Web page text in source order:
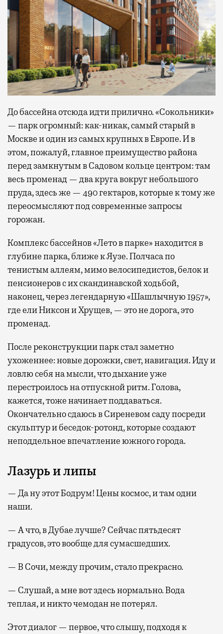
До бассейна отсюда идти прилично. «Сокольники»
— парк огромный: как-никак, самый старый в
Москве и один из самых крупных в Европе. И в
этом, пожалуй, главное преимущество района
перед замкнутым в Садовом кольце центром: там
весь променад — два круга вокруг небольшого
пруда, здесь же — 490 гектаров, которые к тому же
переосмысляют под современные запросы
горожан.
Комплекс бассейнов «Лето в парке» находится в
глубине парка, ближе к Яузе. Полчаса по
тенистым аллеям, мимо велосипедистов, белок и
пенсионеров с их скандинавской ходьбой,
наконец, через легендарную «Шашлычную 1957»,
где ели Никсон и Хрущев, — это не дорога, это
променад.
После реконструкции парк стал заметно
ухоженнее: новые дорожки, свет, навигация. Иду и
ловлю себя на мысли, что дыхание уже
перестроилось на отпускной ритм. Голова,
кажется, тоже начинает поддаваться.
Окончательно сдаюсь в Сиреневом саду посреди
скульптур и беседок-ротонд, которые создают
неподдельное впечатление южного города.
Лазурь и липы
— Да ну этот Бодрум! Цены космос, и там одни
наши.
— А что, в Дубае лучше? Сейчас пятьдесят
градусов, это вообще для сумасшедших.
— В Сочи, между прочим, стало прекрасно.
— Слушай, а мне вот здесь нормально. Вода
теплая, и никто чемодан не потерял.
Этот диалог — первое, что слышу, подходя к